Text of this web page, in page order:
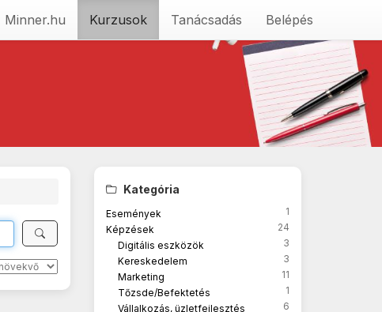
Minner.hu Kurzusok Tanácsadás Belépés
Kategória
Események
1
Képzések
24
Digitális eszközök
3
Kereskedelem
3
Marketing
11
Tőzsde/Befektetés
1
Vállalkozás, üzletfejlesztés
6